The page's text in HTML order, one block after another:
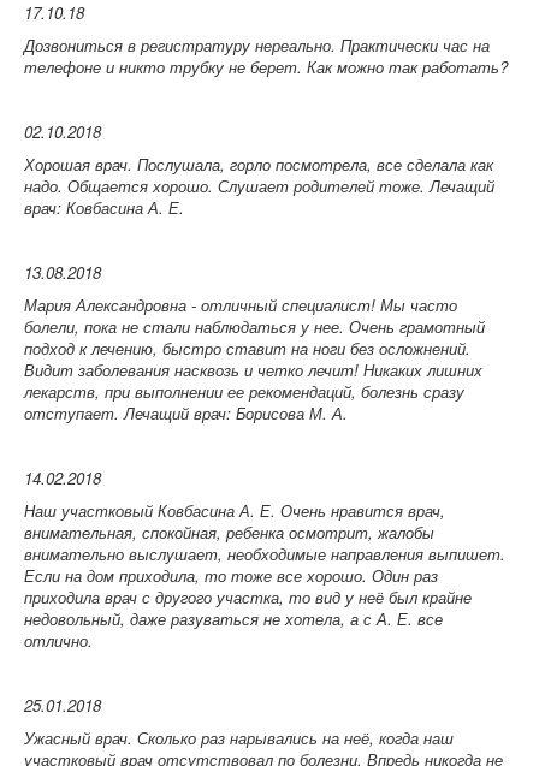
17.10.18
Дозвониться в регистратуру нереально. Практически час на
телефоне и никто трубку не берет. Как можно так работать?
02.10.2018
Хорошая врач. Послушала, горло посмотрела, все сделала как
надо. Общается хорошо. Слушает родителей тоже.Лечащий
врач: Ковбасина А. Е.
13.08.2018
Мария Александровна - отличный специалист! Мы часто
болели, пока не стали наблюдаться у нее. Очень грамотный
подход к лечению, быстро ставит на ноги без осложнений.
Видит заболевания насквозь и четко лечит! Никаких лишних
лекарств, при выполнении ее рекомендаций, болезнь сразу
отступает.Лечащий врач: Борисова М. А.
14.02.2018
Наш участковый Ковбасина А. Е. Очень нравится врач,
внимательная, спокойная, ребенка осмотрит, жалобы
внимательно выслушает, необходимые направления выпишет.
Если на дом приходила, то тоже все хорошо. Один раз
приходила врач с другого участка, то вид у неё был крайне
недовольный, даже разуваться не хотела, а с А. Е. все
отлично.
25.01.2018
Ужасный врач. Сколько раз нарывались на неё, когда наш
участковый врач отсутствовал по болезни. Впредь никогда не